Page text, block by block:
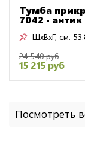
Тумба
7042 - антик
ШxВxГ, см:
24 540 руб
15 215 руб
Посмотреть